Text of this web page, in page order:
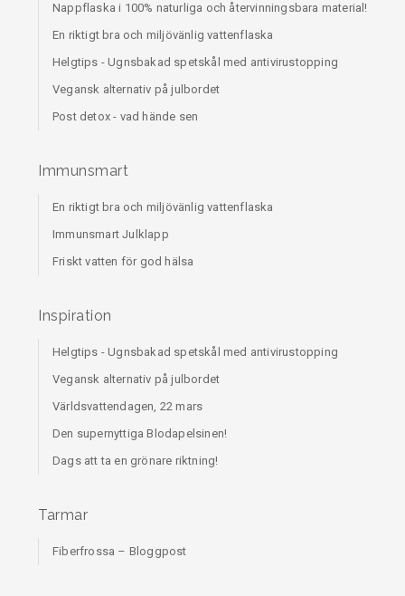
Nappflaska i 100% naturliga och återvinningsbara material!
En riktigt bra och miljövänlig vattenflaska
Helgtips - Ugnsbakad spetskål med antivirustopping
Vegansk alternativ på julbordet
Post detox - vad hände sen
Immunsmart
En riktigt bra och miljövänlig vattenflaska
Immunsmart Julklapp
Friskt vatten för god hälsa
Inspiration
Helgtips - Ugnsbakad spetskål med antivirustopping
Vegansk alternativ på julbordet
Världsvattendagen, 22 mars
Den supernyttiga Blodapelsinen!
Dags att ta en grönare riktning!
Tarmar
Fiberfrossa – Bloggpost